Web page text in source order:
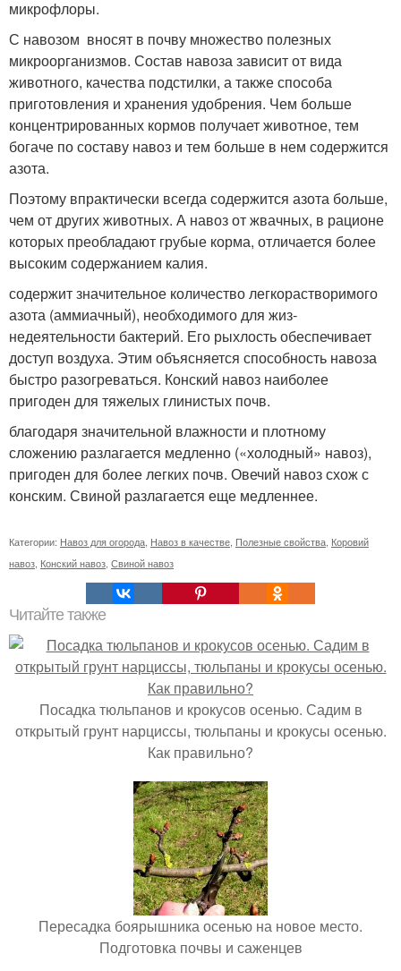
микрофлоры.
С навозом вносят в почву множество полезных
микроорганизмов. Состав навоза зависит от вида
животного, качества подстилки, а также способа
приготовления и хранения удобрения. Чем больше
концентрированных кормов получает животное, тем
богаче по составу навоз и тем больше в нем содержится
азота.
Поэтому впрактически всегда содержится азота больше,
чем от других животных. А навоз от жвачных, в рационе
которых преобладают грубые корма, отличается более
высоким содержанием калия.
содержит значительное количество лег­корастворимого
азота (аммиачный), необходимого для жиз­
недеятельности бактерий. Его рыхлость обеспечивает
доступ воздуха. Этим объясняется способность навоза
быстро разогреваться. Конский навоз наиболее
пригоден для тяжелых глинистых почв.
благодаря значительной влажности и плотному
сложению разлагается медленно («холодный» навоз),
пригоден для более легких почв. Овечий навоз схож с
конским. Свиной разлагается еще медленнее.
Категории: Навоз для огорода Навоз в качестве Полезные свойства Коровий
навоз Конский навоз Свиной навоз
Читайте также
Посадка тюльпанов и крокусов осенью. Садим в
открытый грунт нарциссы, тюльпаны и крокусы осенью.
Как правильно?
Пересадка боярышника осенью на новое место.
Подготовка почвы и саженцев